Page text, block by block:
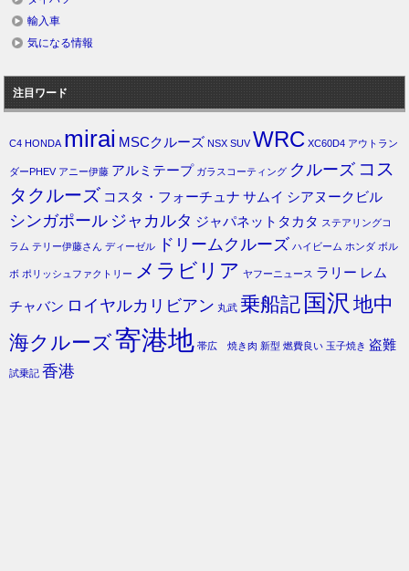
輸入車
気になる情報
注目ワード
C4 HONDA mirai MSCクルーズ NSX SUV WRC XC60D4 アウトラン
ダーPHEV アニー伊藤 アルミテープ ガラスコーティング クルーズ コス
タクルーズ コスタ・フォーチュナ サムイ シアヌークビル
シンガポール ジャカルタ ジャパネットタカタ ステアリングコ
ラム テリー伊藤さん ディーゼル ドリームクルーズ ハイビーム ホンダ ボル
ボ ポリッシュファクトリー メラビリア ヤフーニュース ラリー レム
チャバン ロイヤルカリビアン 丸武 乗船記 国沢 地中
海クルーズ寄港地 帯広 焼き肉 新型 燃費良い 玉子焼き 盗難
試乗記 香港